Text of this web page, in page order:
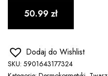
50.99zł
Dodaj do Wishlist
SKU: 5901643177324